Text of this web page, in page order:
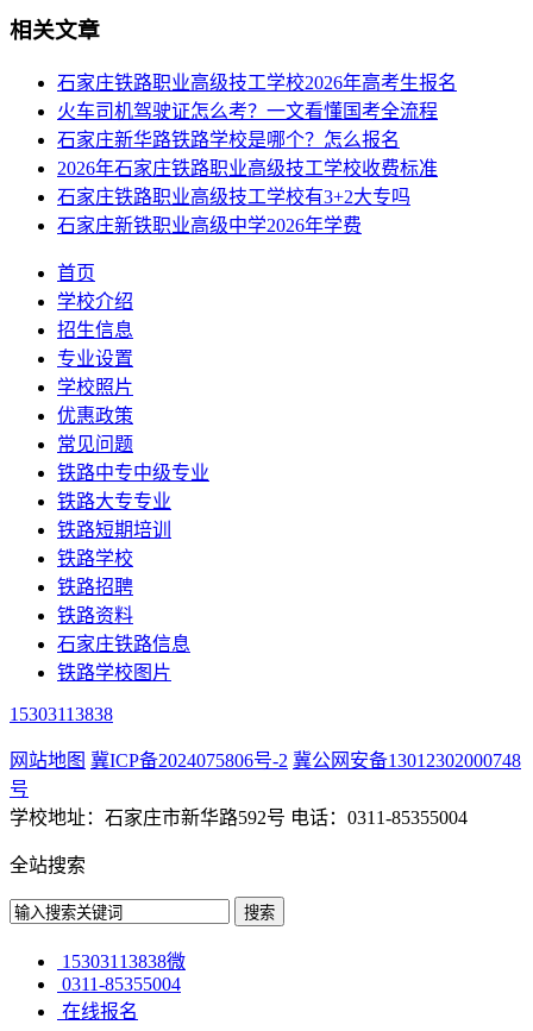
相关文章
石家庄铁路职业高级技工学校2026年高考生报名
火车司机驾驶证怎么考？一文看懂国考全流程
石家庄新华路铁路学校是哪个？怎么报名
2026年石家庄铁路职业高级技工学校收费标准
石家庄铁路职业高级技工学校有3+2大专吗
石家庄新铁职业高级中学2026年学费
首页
学校介绍
招生信息
专业设置
学校照片
优惠政策
常见问题
铁路中专中级专业
铁路大专专业
铁路短期培训
铁路学校
铁路招聘
铁路资料
石家庄铁路信息
铁路学校图片
15303113838
网站地图 冀ICP备2024075806号-2 冀公网安备13012302000748
号
学校地址：石家庄市新华路592号 电话：0311-85355004
全站搜索
15303113838微
0311-85355004
在线报名